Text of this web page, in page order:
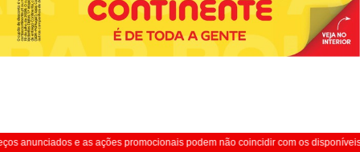
anunciados e as ações promocionais podem não coincidir com os disponíveis